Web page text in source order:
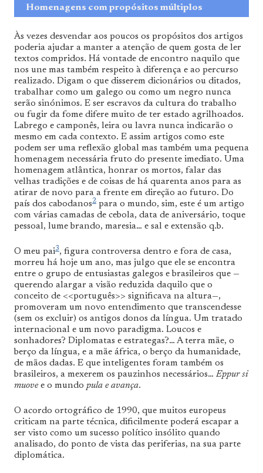
Homenagens com propósitos múltiplos
Às vezes desvendar aos poucos os propósitos dos artigos
poderia ajudar a manter a atenção de quem gosta de ler
textos compridos. Há vontade de encontro naquilo que
nos une mas também respeito à diferença e ao percurso
realizado. Digam o que disserem dicionários ou ditados,
trabalhar como um galego ou como um negro nunca
serão sinónimos. E ser escravos da cultura do trabalho
ou fugir da fome difere muito de ter estado agrilhoados.
Labrego e camponês, leira ou lavra nunca indicarão o
mesmo em cada contexto. E assim artigos como este
podem ser uma reflexão global mas também uma pequena
homenagem necessária fruto do presente imediato. Uma
homenagem atlântica, honrar os mortos, falar das
velhas tradições e de coisas de há quarenta anos para as
atirar de novo para a frente em direção ao futuro. Do
país dos cabodanos2 para o mundo, sim, este é um artigo
com várias camadas de cebola, data de aniversário, toque
pessoal, lume brando, maresia… e sal e extensão q.b.
O meu pai3, figura controversa dentro e fora de casa,
morreu há hoje um ano, mas julgo que ele se encontra
entre o grupo de entusiastas galegos e brasileiros que —
querendo alargar a visão reduzida daquilo que o
conceito de <<português>> significava na altura—,
promoveram um novo entendimento que transcendesse
(sem os excluir) os antigos donos da língua. Um tratado
internacional e um novo paradigma. Loucos e
sonhadores? Diplomatas e estrategas?… A terra mãe, o
berço da língua, e a mãe áfrica, o berço da humanidade,
de mãos dadas. E que inteligentes foram também os
brasileiros, a mexerem os pauzinhos necessários… Eppur si
muove e o mundo pula e avança.
O acordo ortográfico de 1990, que muitos europeus
criticam na parte técnica, dificilmente poderá escapar a
ser visto como um sucesso político insólito quando
analisado, do ponto de vista das periferias, na sua parte
diplomática.